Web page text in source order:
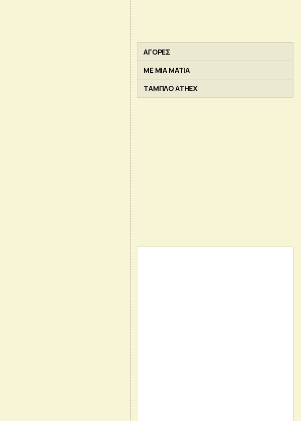
ΑΓΟΡΕΣ
ΜΕ ΜΙΑ ΜΑΤΙΑ
ΤΑΜΠΛΟ ATHEX